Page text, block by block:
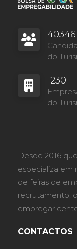
40346
do
1230
do
Desde 2016
especializa em
de feiras de
recrutamento,
empregar
CONTACTOS